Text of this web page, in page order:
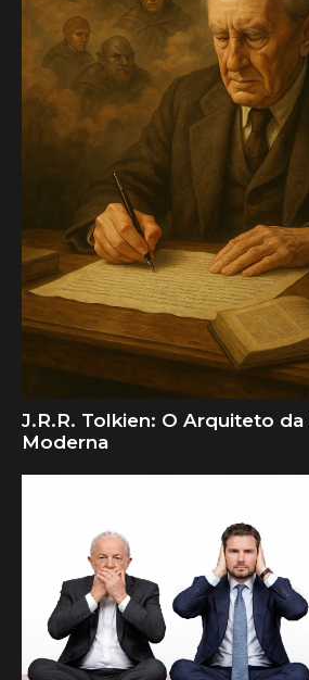
J.R.R. Tolkien: O Arquiteto da
Moderna